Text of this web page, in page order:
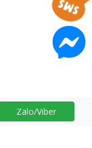
Zalo/Viber